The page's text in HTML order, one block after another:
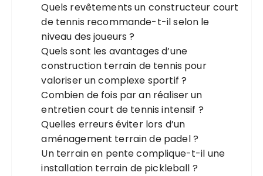
Quels revêtements un constructeur court
de tennis recommande-t-il selon le
niveau des joueurs ?
Quels sont les avantages d’une
construction terrain de tennis pour
valoriser un complexe sportif ?
Combien de fois par an réaliser un
entretien court de tennis intensif ?
Quelles erreurs éviter lors d’un
aménagement terrain de padel ?
Un terrain en pente complique-t-il une
installation terrain de pickleball ?